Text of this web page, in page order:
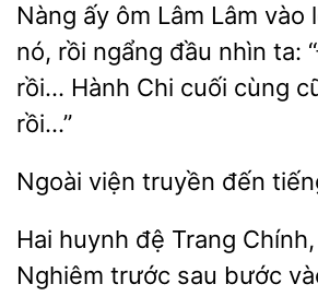
Nàng ấy ôm Lâm Lâm vào
nó,
ngẩng đầu nhìn ta:
rồi… Hành Chi cuối cùng
rồi…”
Ngoài viện truyền
Hai huynh đệ Trang
Nghiêm trước sau bước